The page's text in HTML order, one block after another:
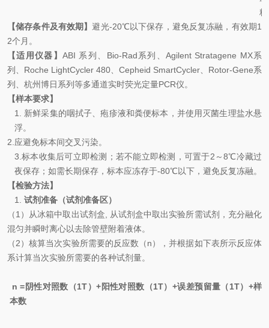
粒
【储存条件及有效期】避光-20℃以下保存，避免反复冻融，有效期1
2个月。
【适用仪器】ABI 系列、 Bio-Rad系列、 Agilent Stratagene MX系
列、 Roche LightCycler 480 Cepheid SmartCycler Rotor-Gene系
列、杭州博日系列等多通道实时荧光定量PCR仪。
【样本要求】
1. 新鲜采集的咽拭子、疱疹液和粪便标本，并使用灭菌生理盐水悬
浮。
2. 应避免标本间交叉污染。
3. 标本收集后可立即检测；若不能立即检测，可置于2 ～8℃冷藏过
夜保存；如需长期保存，标本应冻存于-80℃以下，避免反复冻融。
【检验方法】
1. 试剂准备（试剂准备区）
（1 ）从冰箱中取出试剂盒
从试剂盒中取出实验所需试剂，充分融化
混匀并瞬时离心以去除管壁附着液体。
（2）核算当次实验所需要的反应数（n），并根据如下表所示反应体
系计算当次实验所需要的各种试剂量。
n =阴性对照数（1T）+阳性对照数（1T） +误差预留量（1T） +样
本数